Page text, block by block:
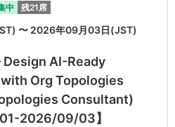
中 残21席
〜 2026年09月03日(JST)
Design AI-Ready
Org Topologies
Consultant)
2026/09/03】